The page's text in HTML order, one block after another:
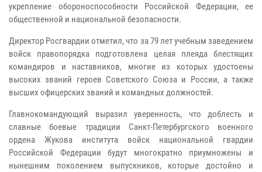
укрепление обороноспособности Российской Федерации, ее
общественной и национальной безопасности.
Директор Росгвардии отметил, что за 79 лет учебным заведением
войск правопорядка подготовлена целая плеяда блестящих
командиров и наставников, многие из которых удостоены
высоких званий героев Советского Союза и России, а также
высших офицерских званий и командных должностей.
Главнокомандующий выразил уверенность, что доблесть и
славные боевые традиции Санкт-Петербургского военного
ордена Жукова института войск национальной гвардии
Российской Федерации будут многократно приумножены и
нынешним поколением выпускников, которые достойно и